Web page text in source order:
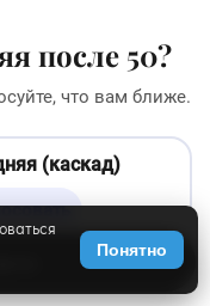
после 50?
что вам ближе.
(каскад)
Понятно